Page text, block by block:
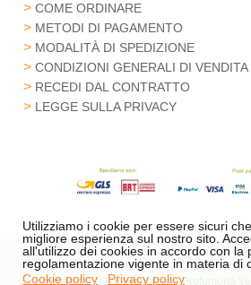
Utilizziamo i cookie per essere sicuri
migliore esperienza sul nostro sito.
all'utilizzo dei cookies in accordo con la
regolamentazione vigente in materia di
Cookie policy
Privacy policy
COME ORDINARE
METODI DI PAGAMENTO
MODALITÀ DI SPEDIZIONE
CONDIZIONI GENERALI DI VENDITA
RECEDI DAL CONTRATTO
LEGGE SULLA PRIVACY
Copyright © 2026 Erboristeria Profumeria